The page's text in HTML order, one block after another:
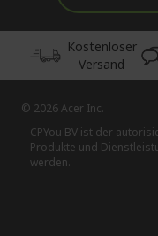
Kostenloser
Versand
© 2026 Acer Inc.
CPYou BV ist der
Produkte und
werden.